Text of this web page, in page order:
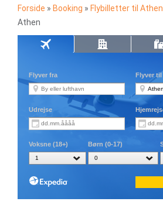
Forside » Booking » Flybilletter til Athen
Athen